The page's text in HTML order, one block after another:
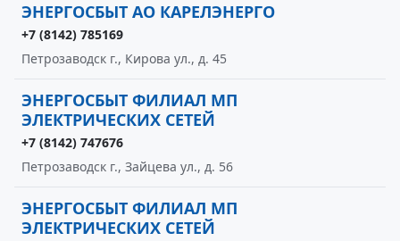
ЭНЕРГОСБЫТ АО КАРЕЛЭНЕРГО
+7 (8142) 785169
Петрозаводск г., Кирова ул., д. 45
ЭНЕРГОСБЫТ ФИЛИАЛ МП
ЭЛЕКТРИЧЕСКИХ СЕТЕЙ
+7 (8142) 747676
Петрозаводск г., Зайцева ул., д. 56
ЭНЕРГОСБЫТ ФИЛИАЛ МП
ЭЛЕКТРИЧЕСКИХ СЕТЕЙ